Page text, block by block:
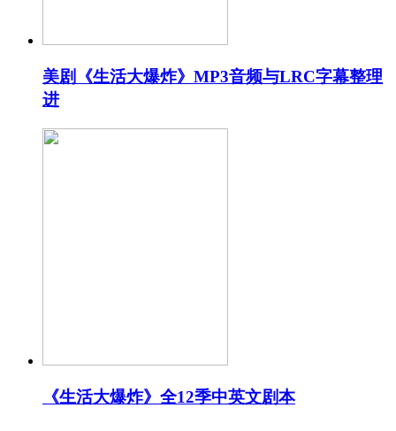
美剧《生活大爆炸》MP3音频与LRC字幕整理
进
《生活大爆炸》全12季中英文剧本